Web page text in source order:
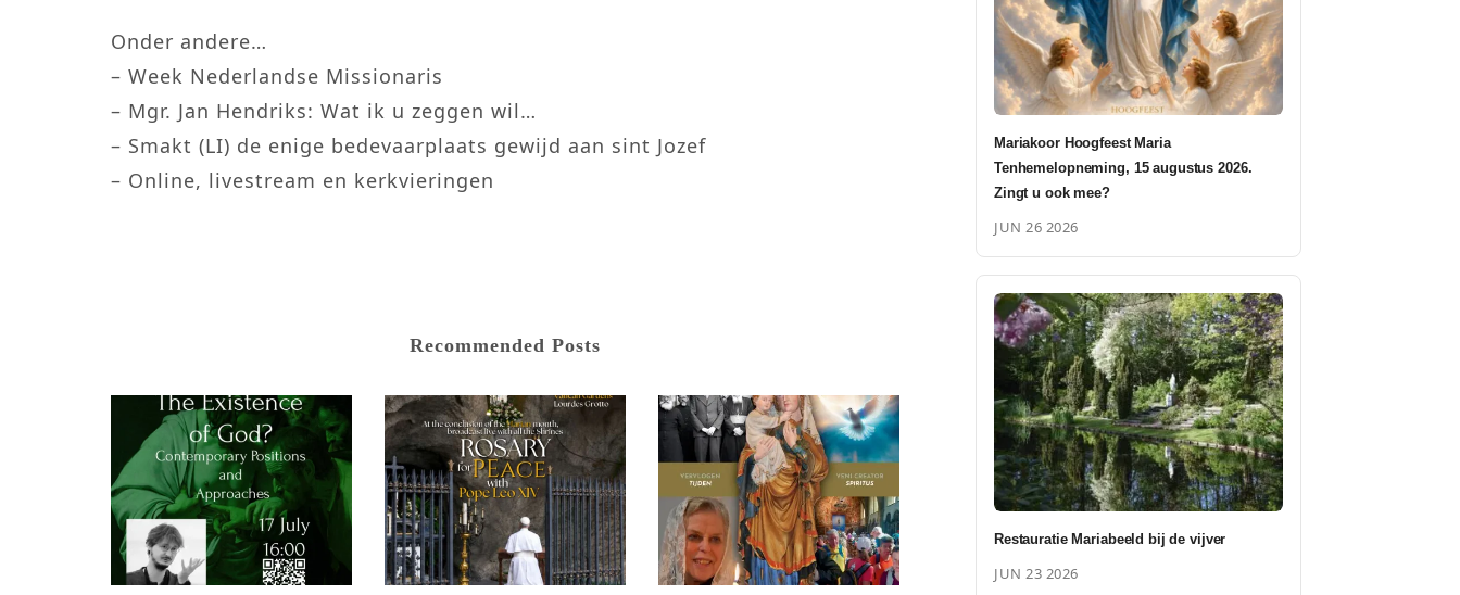
Onder andere…
– Week Nederlandse Missionaris
– Mgr. Jan Hendriks: Wat ik u zeggen wil…
– Smakt (LI) de enige bedevaarplaats gewijd aan sint Jozef
– Online, livestream en kerkvieringen
Recommended Posts
Mariakoor Hoogfeest Maria
Tenhemelopneming, 15 augustus 2026.
Zingt u ook mee?
JUN 26 2026
Restauratie Mariabeeld bij de vijver
JUN 23 2026